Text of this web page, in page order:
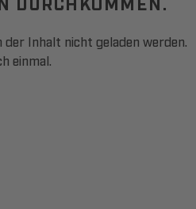
Inhalt nicht geladen werden.
einmal.